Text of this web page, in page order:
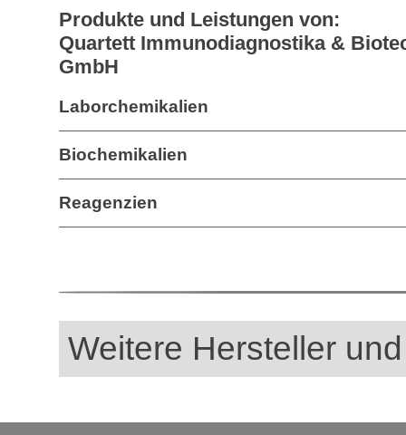
Produkte und Leistungen von:
Quartett Immunodiagnostika &
GmbH
Laborchemikalien
Biochemikalien
Reagenzien
Weitere Hersteller